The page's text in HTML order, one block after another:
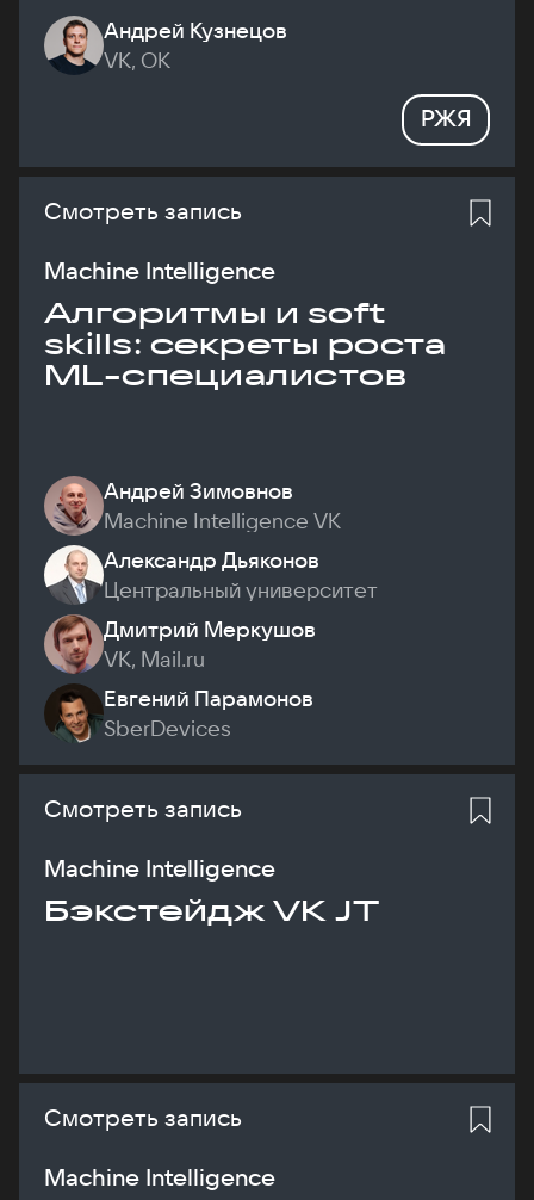
Андрей Кузнецов
VK, ОК
РЖЯ
Смотреть запись
Machine Intelligence
Алгоритмы и soft
skills: секреты роста
ML-специалистов
Андрей Зимовнов
Machine Intelligence VK
Александр Дьяконов
Центральный университет
Дмитрий Меркушов
VK, Mail.ru
Евгений Парамонов
SberDevices
Смотреть запись
Machine Intelligence
Бэкстейдж VK JT
Смотреть запись
Machine Intelligence